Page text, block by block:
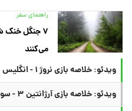
راهنمای سفر
۷ جنگل خنک
می‌کنند
ویدئو: خلاصه بازی نروژ ۱ - انگلیس ۲
ویدئو: خلاصه بازی آرژانتین ۳ - سوئیس ۱